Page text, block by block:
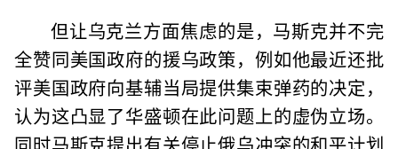
但让乌克兰方面焦虑的是，马斯克并不完
全赞同美国政府的援乌政策，例如他最近还批
评美国政府向基辅当局提供集束弹药的决定，
认为这凸显了华盛顿在此问题上的虚伪立场。
同时马斯克提出有关停止俄乌冲突的和平计划